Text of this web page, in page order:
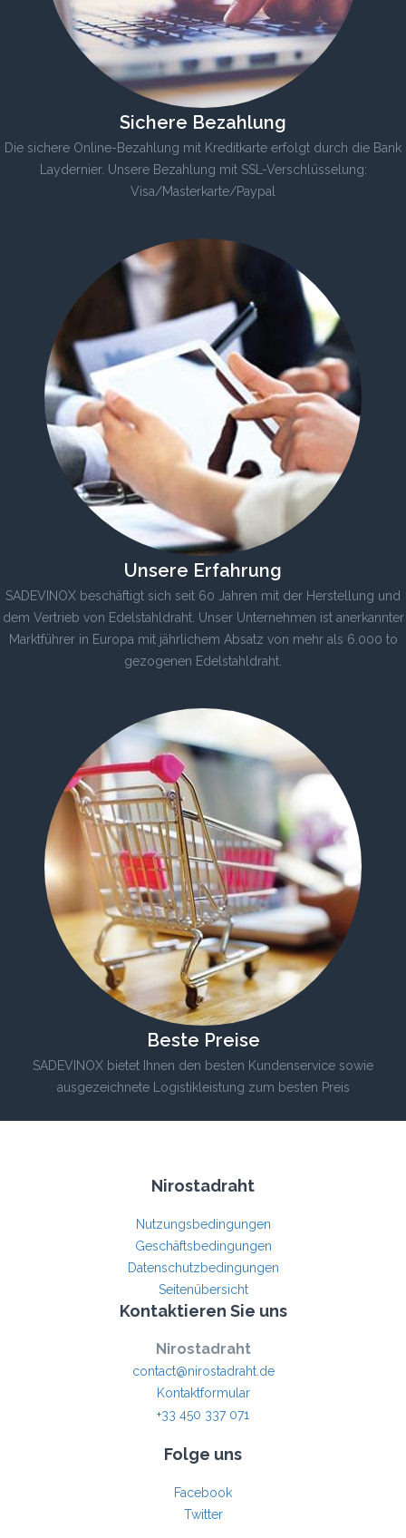
Sichere Bezahlung
Die sichere Online-Bezahlung mit Kreditkarte erfolgt durch die Bank
Laydernier. Unsere Bezahlung mit SSL-Verschlüsselung:
Visa/Masterkarte/Paypal
Unsere Erfahrung
SADEVINOX beschäftigt sich seit 60 Jahren mit der Herstellung und
dem Vertrieb von Edelstahldraht. Unser Unternehmen ist anerkannter
Marktführer in Europa mit jährlichem Absatz von mehr als 6.000 to
gezogenen Edelstahldraht.
Beste Preise
SADEVINOX bietet Ihnen den besten Kundenservice sowie
ausgezeichnete Logistikleistung zum besten Preis
Nirostadraht
Nutzungsbedingungen
Geschäftsbedingungen
Datenschutzbedingungen
Seitenübersicht
Kontaktieren Sie uns
Nirostadraht
contact@nirostadraht.de
Kontaktformular
+33 450 337 071
Folge uns
Facebook
Twitter